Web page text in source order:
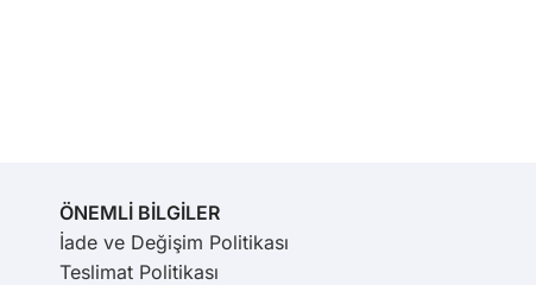
ÖNEMLİ BİLGİLER
İade ve Değişim Politikası
Teslimat Politikası